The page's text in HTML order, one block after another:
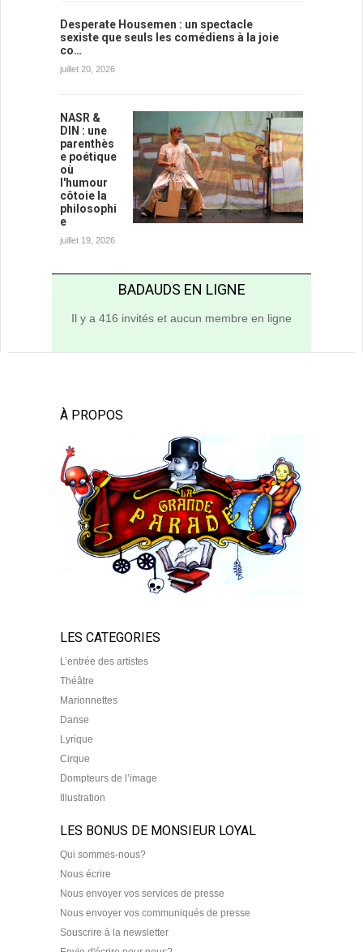
Desperate Housemen : un spectacle
sexiste que seuls les comédiens à la joie
co…
juillet 20, 2026
NASR &
DIN : une
parenthès
e poétique
où
l'humour
côtoie la
philosophi
e
juillet 19, 2026
BADAUDS EN LIGNE
Il y a 416 invités et aucun membre en ligne
À PROPOS
LES CATEGORIES
L’entrée des artistes
Théâtre
Marionnettes
Danse
Lyrique
Cirque
Dompteurs de l’image
Illustration
LES BONUS DE MONSIEUR LOYAL
Qui sommes-nous?
Nous écrire
Nous envoyer vos services de presse
Nous envoyer vos communiqués de presse
Souscrire à la newsletter